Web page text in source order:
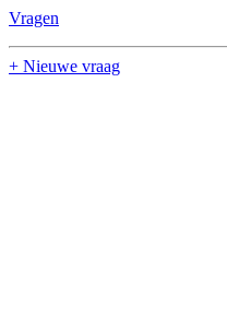
Vragen
+ Nieuwe vraag